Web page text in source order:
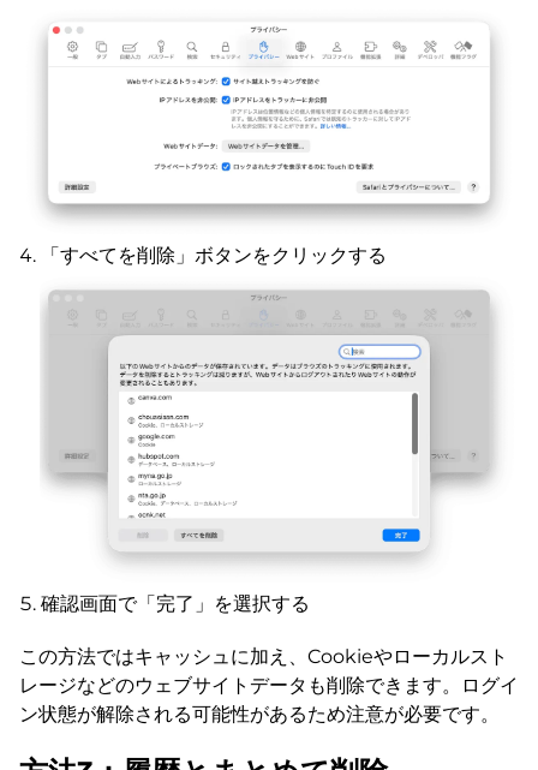
「すべてを削除」ボタンをクリックする
確認画面で「完了」を選択する
この方法ではキャッシュに加え、Cookieやローカルスト
レージなどのウェブサイトデータも削除できます。ログイ
ン状態が解除される可能性があるため注意が必要です。